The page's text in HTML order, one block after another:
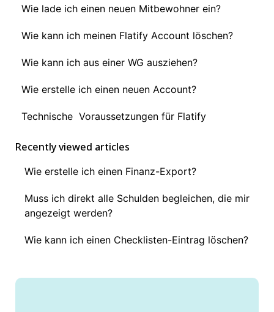
Wie lade ich einen neuen Mitbewohner ein?
Wie kann ich meinen Flatify Account löschen?
Wie kann ich aus einer WG ausziehen?
Wie erstelle ich einen neuen Account?
Technische Voraussetzungen für Flatify
Recently viewed articles
Wie erstelle ich einen Finanz-Export?
Muss ich direkt alle Schulden begleichen, die mir
angezeigt werden?
Wie kann ich einen Checklisten-Eintrag löschen?